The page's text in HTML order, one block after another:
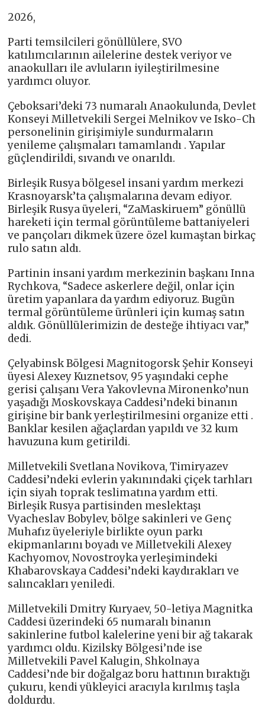
2026,
Parti temsilcileri gönüllülere, SVO
katılımcılarının ailelerine destek veriyor ve
anaokulları ile avluların iyileştirilmesine
yardımcı oluyor.
Çeboksari’deki 73 numaralı Anaokulunda, Devlet
Konseyi Milletvekili Sergei Melnikov ve Isko-Ch
personelinin girişimiyle sundurmaların
yenileme çalışmaları tamamlandı . Yapılar
güçlendirildi, sıvandı ve onarıldı.
Birleşik Rusya bölgesel insani yardım merkezi
Krasnoyarsk’ta çalışmalarına devam ediyor.
Birleşik Rusya üyeleri, “ZaMaskiruem” gönüllü
hareketi için termal görüntüleme battaniyeleri
ve pançoları dikmek üzere özel kumaştan birkaç
rulo satın aldı.
Partinin insani yardım merkezinin başkanı Inna
Rychkova, “Sadece askerlere değil, onlar için
üretim yapanlara da yardım ediyoruz. Bugün
termal görüntüleme ürünleri için kumaş satın
aldık. Gönüllülerimizin de desteğe ihtiyacı var,”
dedi.
Çelyabinsk Bölgesi Magnitogorsk Şehir Konseyi
üyesi Alexey Kuznetsov, 95 yaşındaki cephe
gerisi çalışanı Vera Yakovlevna Mironenko’nun
yaşadığı Moskovskaya Caddesi’ndeki binanın
girişine bir bank yerleştirilmesini organize etti .
Banklar kesilen ağaçlardan yapıldı ve 32 kum
havuzuna kum getirildi.
Milletvekili Svetlana Novikova, Timiryazev
Caddesi’ndeki evlerin yakınındaki çiçek tarhları
için siyah toprak teslimatına yardım etti.
Birleşik Rusya partisinden meslektaşı
Vyacheslav Bobylev, bölge sakinleri ve Genç
Muhafız üyeleriyle birlikte oyun parkı
ekipmanlarını boyadı ve Milletvekili Alexey
Kachyomov, Novostroyka yerleşimindeki
Khabarovskaya Caddesi’ndeki kaydırakları ve
salıncakları yeniledi.
Milletvekili Dmitry Kuryaev, 50-letiya Magnitka
Caddesi üzerindeki 65 numaralı binanın
sakinlerine futbol kalelerine yeni bir ağ takarak
yardımcı oldu. Kizilsky Bölgesi’nde ise
Milletvekili Pavel Kalugin, Shkolnaya
Caddesi’nde bir doğalgaz boru hattının bıraktığı
çukuru, kendi yükleyici aracıyla kırılmış taşla
doldurdu.